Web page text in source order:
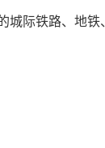
际铁路、地铁、